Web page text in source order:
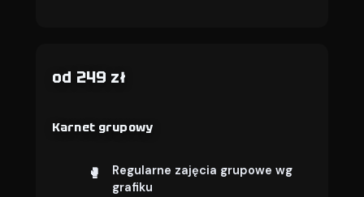
od 249 zł
Karnet grupowy
Regularne zajęcia grupowe wg
grafiku